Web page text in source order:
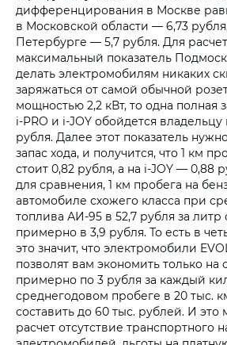
дифференцирования в Москве
в Московской области — 6,73
Петербурге — 5,7 рубля. Для
максимальный показатель
делать электромобилям никаких
заряжаться от самой обычной
мощностью 2,2 кВт, то одна полная
i‑PRO и i‑JOY обойдется
рубля. Далее этот показатель
запас хода, и получится, что 1 км
стоит 0,82 рубля, а на i‑JOY — 0,88
для сравнения, 1 км пробега на
автомобиле схожего класса при
топлива АИ-95 в 52,7 рубля за литр
примерно в 3,9 рубля. То есть в
это значит, что электромобили
позволят вам экономить только на
примерно по 3 рубля за каждый
среднегодовом пробеге в 20 тыс.
составить до 60 тыс. рублей. И
расчет отсутствие транспортного